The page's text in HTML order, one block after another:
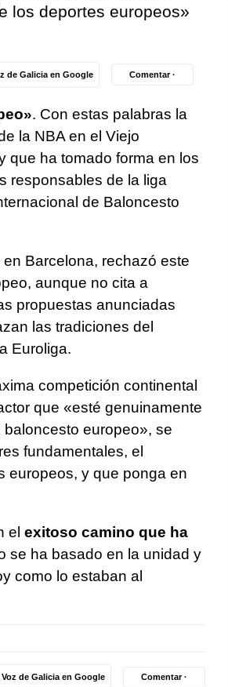
los deportes europeos»
de Galicia en Google Comentar ·
. Con estas palabras la
la NBA en el Viejo
que ha tomado forma en los
responsables de la liga
de Baloncesto
Barcelona, rechazó este
aunque no cita a
propuestas anunciadas
las tradiciones del
Euroliga.
competición continental
que «esté genuinamente
europeo», se
fundamentales, el
europeos, y que ponga en
el exitoso camino que ha
se ha basado en la unidad y
como lo estaban al
de Galicia en Google Comentar ·